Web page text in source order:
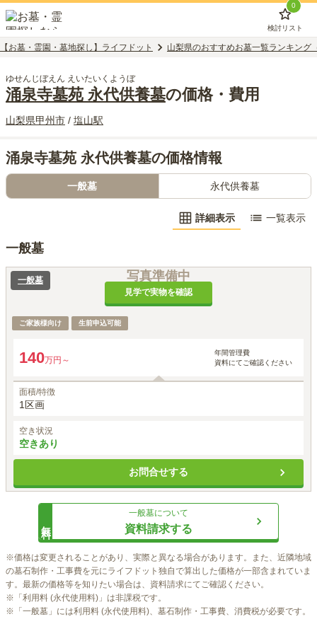
0
検討リスト
【お墓・霊園・墓地探し】ライフドット 山梨県のおすすめお墓一覧ランキング
ゆせんじぼえん えいたいくようぼ
涌泉寺墓苑 永代供養墓の価格・費用
山梨県甲州市 / 塩山駅
涌泉寺墓苑 永代供養墓の価格情報
一般墓 永代供養墓
詳細表示 一覧表示
一般墓
写真準備中
見学で実物を確認
一般墓
ご家族様向け 生前申込可能
140万円～
年間管理費
資料にてご確認ください
面積/特徴
1区画
空き状況
空きあり
お問合せする
一般墓について
資料請求する
※価格は変更されることがあり、実際と異なる場合があります。また、近隣地域
の墓石制作・工事費を元にライフドット独自で算出した価格が一部含まれていま
す。最新の価格等を知りたい場合は、資料請求にてご確認ください。
※「利用料 (永代使用料)」は非課税です。
※「一般墓」には利用料 (永代使用料)、墓石制作・工事費、消費税が必要です。